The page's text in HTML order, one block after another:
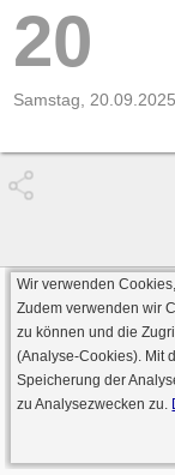
20
Samstag, 20.09.2025
·
Online
Wir verwenden
Zudem verwenden wir
zu können und die
(Analyse-Cookies). Mit
Speicherung der
zu Analysezwecken zu.